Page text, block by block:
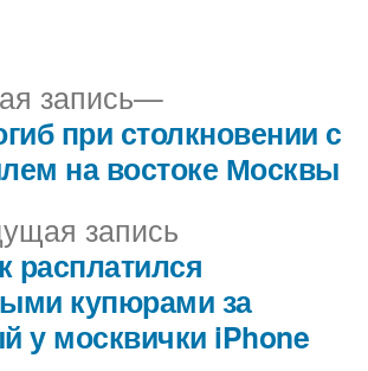
запись
запись:
расплатился
купюрами за
у москвички iPhone
запись
Следующая
запись:
при столкновении с
на востоке Москвы